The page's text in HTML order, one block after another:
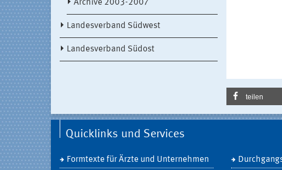
Archive 2003-2007
Landesverband Südwest
Landesverband Südost
teilen
Quicklinks und Services
Formtexte für Ärzte und Unternehmen